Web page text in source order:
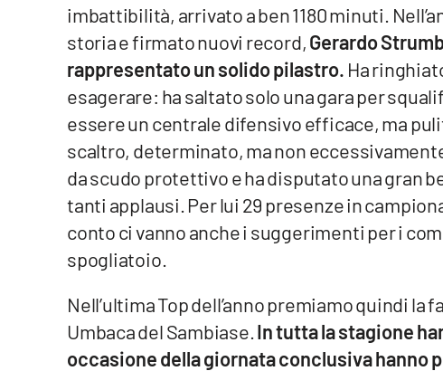
Vibo Valentia
Reggio Calabria
Lamezia Terme
imbattibilità, arrivato a ben 1180 minuti.
storia e firmato nuovi record,Gerardo
rappresentato un solido pilastro. Ha
esagerare: ha saltato solo una gara per
essere un centrale difensivo efficace, ma
scaltro, determinato, ma non
da scudo protettivo e ha disputato una gran
tanti applausi. Per lui 29 presenze in
conto ci vanno anche i suggerimenti per i
spogliatoio.
Nell’ultima Top dell’anno premiamo quindi la
Umbaca del Sambiase. In tutta la stagione
occasione della giornata conclusiva hanno